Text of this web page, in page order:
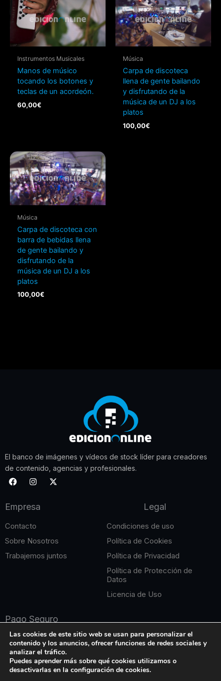
Instrumentos Musicales
Manos de músico
tocando los botones y
teclas de un acordeón.
60,00€
Música
Carpa de discoteca
llena de gente bailando
y disfrutando de la
música de un DJ a los
platos
100,00€
Música
Carpa de discoteca con
barra de bebidas llena
de gente bailando y
disfrutando de la
música de un DJ a los
platos
100,00€
El banco de imágenes y vídeos de stock líder para creadores
de contenido, agencias y profesionales.
F
a
b
o
I
n
a
r
m
X
-
r
Empresa
Contacto
Sobre Nosotros
Trabajemos juntos
Legal
Condiciones de uso
Política de Cookies
Política de Privacidad
Política de Protección de
Datos
Licencia de Uso
Pago Seguro
Las cookies de este sitio web se usan para personalizar el
contenido y los anuncios, ofrecer funciones de redes sociales y
analizar el tráfico.
Puedes aprender más sobre qué cookies utilizamos o
desactivarlas en la configuración de cookies.